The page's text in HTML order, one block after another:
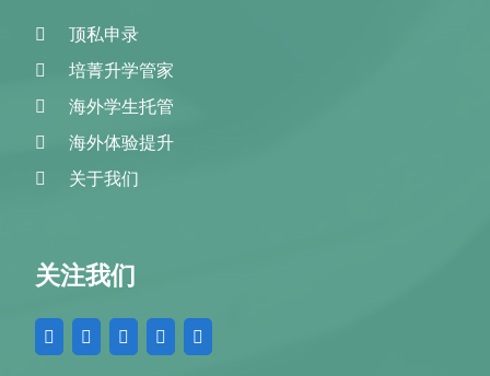
顶私申录
培菁升学管家
海外学生托管
海外体验提升
关于我们
关注我们